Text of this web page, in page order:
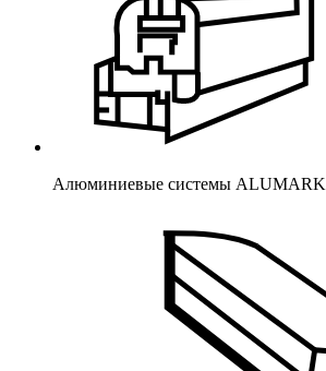
Алюминиевые системы ALUMARK